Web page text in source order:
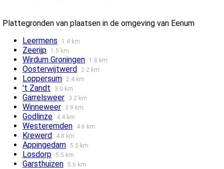
Plattegronden van plaatsen in de omgeving van Eenum
Leermens
1.4 km
Zeerijp 1.5 km
Wirdum Groningen 1.8 km
Oosterwijtwerd 2.2 km
Loppersum 2.4 km
't Zandt 3.0 km
Garrelsweer 3.2 km
Winneweer 3.9 km
Godlinze 4.4 km
Westeremden 4.6 km
Krewerd 4.8 km
Appingedam 5.5 km
Losdorp 5.5 km
Garsthuizen 5.6 km